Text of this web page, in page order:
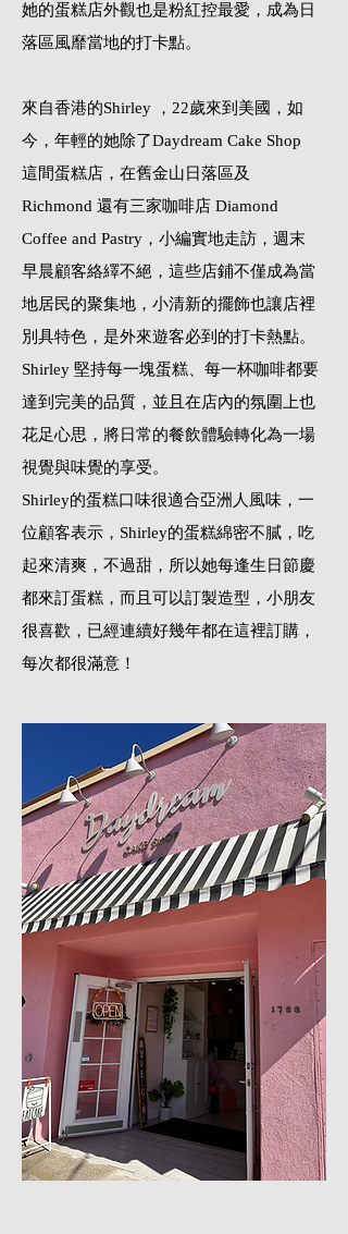
她的蛋糕店外觀也是粉紅控最愛，成為日
落區風靡當地的打卡點。
來自香港的Shirley ，22歲來到美國，如
今，年輕的她除了Daydream Cake Shop
這間蛋糕店，在舊金山日落區及
Richmond 還有三家咖啡店 Diamond
Coffee and Pastry，小編實地走訪，週末
早晨顧客絡繹不絕，這些店鋪不僅成為當
地居民的聚集地，小清新的擺飾也讓店裡
別具特色，是外來遊客必到的打卡熱點。
Shirley 堅持每一塊蛋糕、每一杯咖啡都要
達到完美的品質，並且在店內的氛圍上也
花足心思，將日常的餐飲體驗轉化為一場
視覺與味覺的享受。
Shirley的蛋糕口味很適合亞洲人風味，一
位顧客表示，Shirley的蛋糕綿密不膩，吃
起來清爽，不過甜，所以她每逢生日節慶
都來訂蛋糕，而且可以訂製造型，小朋友
很喜歡，已經連續好幾年都在這裡訂購，
每次都很滿意！